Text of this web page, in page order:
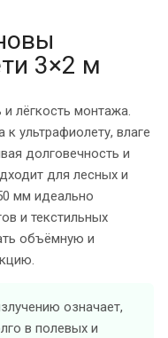
3×2 м
лёгкость монтажа.
к ультрафиолету, влаге
долговечность и
для лесных и
мм идеально
и текстильных
объёмную и
означает,
в полевых и